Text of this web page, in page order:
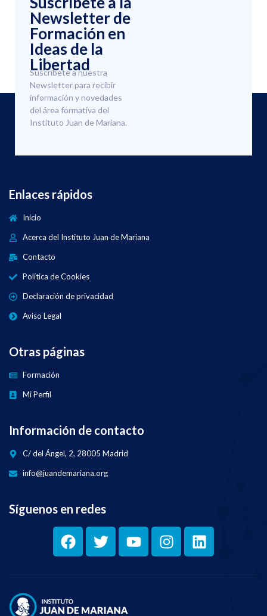
Newsletter de
Formación en
Ideas de la
Libertad
Suscríbete a nuestra
Newsletter para recibir
información y novedades
del área formativa del
Instituto Juan de Mariana.
Enlaces rápidos
Inicio
Acerca del Instituto Juan de Mariana
Contacto
Política de Cookies
Declaración de privacidad
Aviso Legal
Otras páginas
Formación
Mi Perfil
Información de contacto
C/ del Ángel, 2, 28005 Madrid
info@juandemariana.org
Síguenos en redes